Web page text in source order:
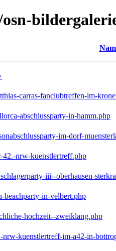
carras-fanclubtreffen-im-
abschlussparty-in-hamm.php
im-dorf-
42.-nrw-kuenstlertreff.php
iii--oberhausen-
beachparty-in-velbert.php
hochzeit--zweiklang.php
nrw-kuenstlertreff-im-a42-in-